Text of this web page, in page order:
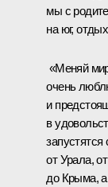
мы с
на юг,
«Меняй
очень
и
в
запустятся
от Урала,
до Крыма, а